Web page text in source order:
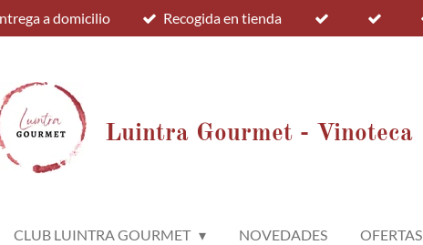
a domicilio Recogida en tienda
Luintra Gourmet - Vinoteca
CLUB LUINTRA GOURMET NOVEDADES OFERTAS